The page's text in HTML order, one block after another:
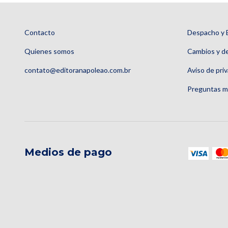
Contacto
Quienes somos
contato@editoranapoleao.com.br
Despacho y
Cambios y
Aviso de
Preguntas
Medios de pago